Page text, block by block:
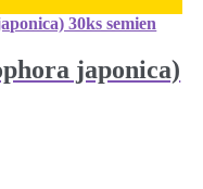
japonica)